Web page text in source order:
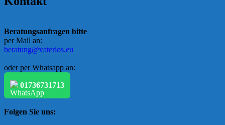
Beratungsanfragen bitte
per Mail an:
beratung@vaterlos.eu
oder per Whatsapp an:
01736731713
Folgen Sie uns: